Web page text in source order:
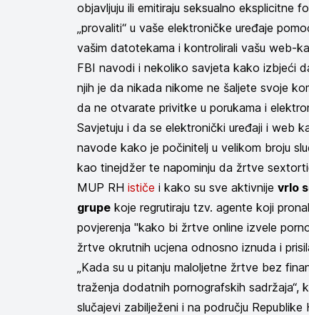
objavljuju ili emitiraju seksualno eksplicitne
„provaliti“ u vaše elektroničke uređaje
vašim datotekama i kontrolirali vašu web-
FBI navodi i nekoliko savjeta kako izbjeći
njih je da nikada nikome ne šaljete svoje
da ne otvarate privitke u porukama i
Savjetuju i da se elektronički uređaji i web
navode kako je počinitelj u velikom broju
kao tinejdžer te napominju da žrtve
MUP RH ističe i kako su sve aktivnije vrlo
grupe koje regrutiraju tzv. agente koji
povjerenja "kako bi žrtve online izvele
žrtve okrutnih ucjena odnosno iznuda i
„Kada su u pitanju maloljetne žrtve bez
traženja dodatnih pornografskih sadržaja“,
slučajevi zabilježeni i na području Republike